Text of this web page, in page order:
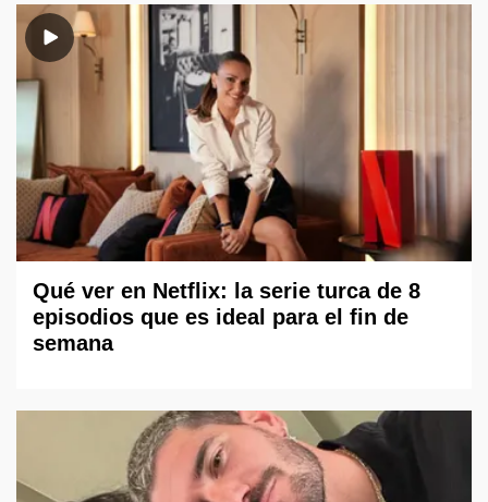
Qué ver en Netflix: la serie turca de 8
episodios que es ideal para el fin de
semana